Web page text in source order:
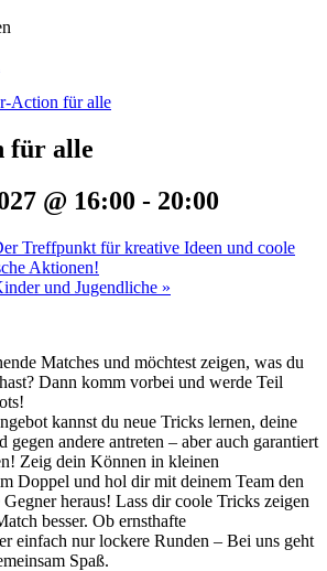
Action für alle
für alle
@ 16:00 - 20:00
Treffpunkt für kreative Ideen und coole
Aktionen!
und Jugendliche »
Matches und möchtest zeigen, was du
Dann komm vorbei und werde Teil
kannst du neue Tricks lernen, deine
gegen andere antreten – aber auch garantiert
Zeig dein Können in kleinen
Doppel und hol dir mit deinem Team den
heraus! Lass dir coole Tricks zeigen
besser. Ob ernsthafte
einfach nur lockere Runden – Bei uns geht
Spaß.